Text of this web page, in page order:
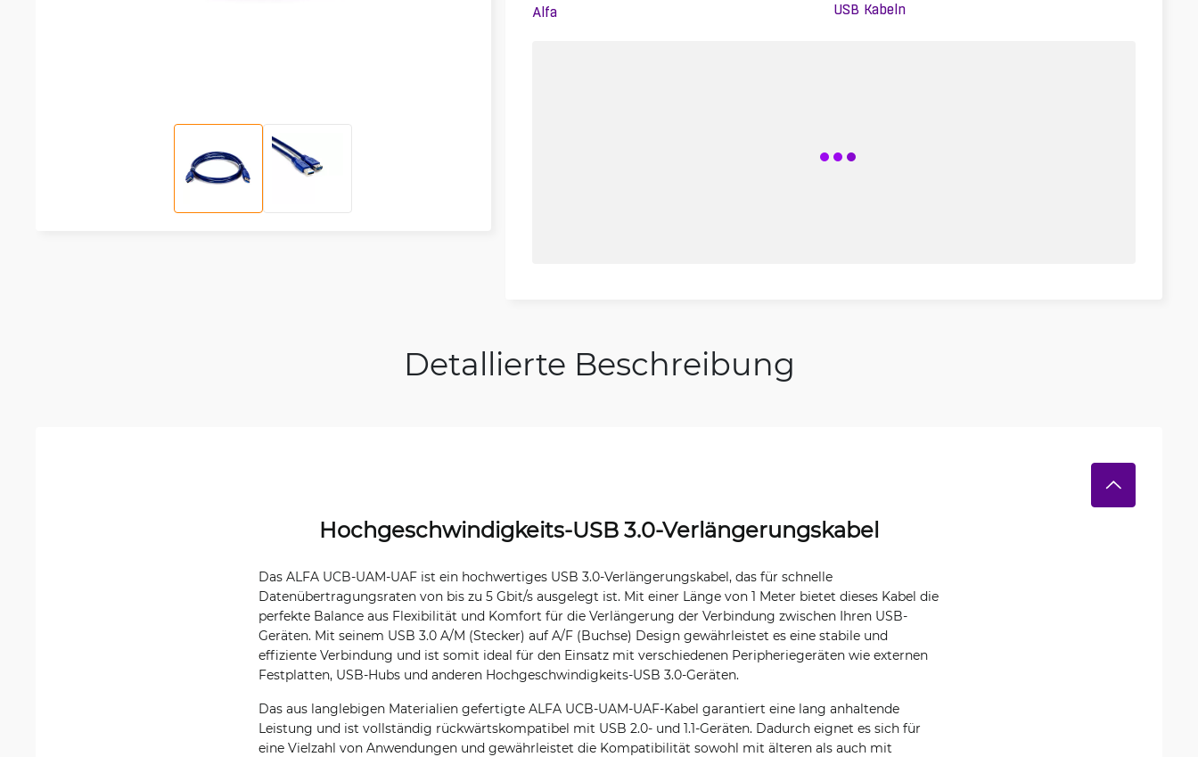
Alfa USB Kabeln
Detallierte Beschreibung
Hochgeschwindigkeits-USB 3.0-Verlängerungskabel
Das ALFA UCB-UAM-UAF ist ein hochwertiges USB 3.0-Verlängerungskabel, das für schnelle
Datenübertragungsraten von bis zu 5 Gbit/s ausgelegt ist. Mit einer Länge von 1 Meter bietet dieses Kabel die
perfekte Balance aus Flexibilität und Komfort für die Verlängerung der Verbindung zwischen Ihren USB-
Geräten. Mit seinem USB 3.0 A/M (Stecker) auf A/F (Buchse) Design gewährleistet es eine stabile und
effiziente Verbindung und ist somit ideal für den Einsatz mit verschiedenen Peripheriegeräten wie externen
Festplatten, USB-Hubs und anderen Hochgeschwindigkeits-USB 3.0-Geräten.
Das aus langlebigen Materialien gefertigte ALFA UCB-UAM-UAF-Kabel garantiert eine lang anhaltende
Leistung und ist vollständig rückwärtskompatibel mit USB 2.0- und 1.1-Geräten. Dadurch eignet es sich für
eine Vielzahl von Anwendungen und gewährleistet die Kompatibilität sowohl mit älteren als auch mit